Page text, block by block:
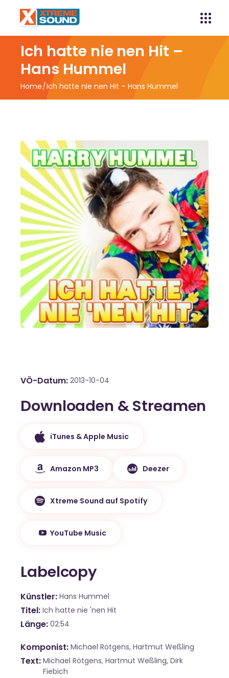
Ich hatte nie nen Hit –
Hans Hummel
Home Ich hatte nie nen Hit – Hans Hummel
VÖ-Datum 2013-10-04
Downloaden & Streamen
iTunes & Apple Music
Amazon MP3 Deezer
Xtreme Sound auf Spotify
YouTube Music
Labelcopy
Künstler Hans Hummel
Titel Ich hatte nie 'nen Hit
Länge 02:54
Komponist Michael Rötgens, Hartmut Weßling
Text Michael Rötgens, Hartmut Weßling, Dirk
Fiebich